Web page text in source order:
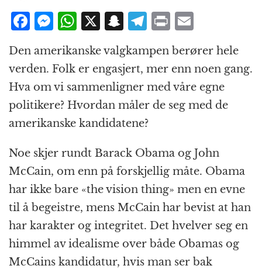
t
n
F
c
e
b
o
o
k
M
e
ss
e
n
g
e
r
W
h
at
s
A
p
p
X S
n
a
p
c
h
at
T
e
g
r
a
P
ri
n
t
ai
l
Den amerikanske valgkampen berører hele
verden. Folk er engasjert, mer enn noen gang.
Hva om vi sammenligner med våre egne
politikere? Hvordan måler de seg med de
amerikanske kandidatene?
Noe skjer rundt Barack Obama og John
McCain, om enn på forskjellig måte. Obama
har ikke bare «the vision thing» men en evne
til å begeistre, mens McCain har bevist at han
har karakter og integritet. Det hvelver seg en
himmel av idealisme over både Obamas og
McCains kandidatur, hvis man ser bak